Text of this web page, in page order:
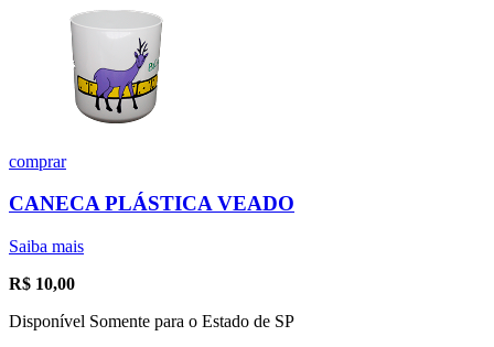
comprar
CANECA PLÁSTICA VEADO
Saiba mais
R$ 10,00
Disponível Somente para o Estado de SP